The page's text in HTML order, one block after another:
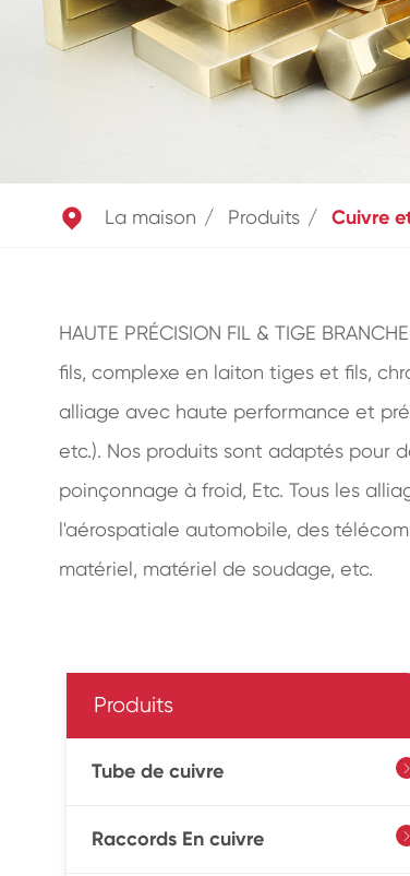
 La maison Produits Cuivre
HAUTE PRÉCISION FIL & TIGE
fils, complexe en laiton tiges et fils,
alliage avec haute performance et
etc.). Nos produits sont adaptés pour
poinçonnage à froid, Etc. Tous les
l'aérospatiale automobile, des
matériel, matériel de soudage, etc.
Produits
Tube de cuivre 
Raccords En cuivre 